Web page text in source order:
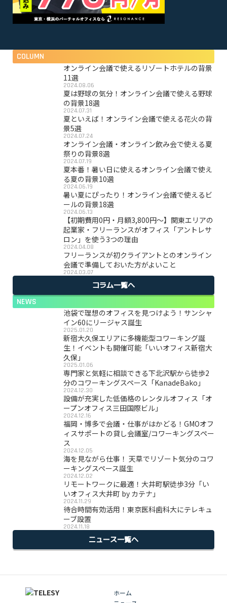
COLUMN
オンライン会議で使えるリゾートホテルの背景
11選
2024.08.06
夏は野球の気分！オンライン会議で使える野球
の背景18選
2024.07.31
夏といえば！オンライン会議で使える花火の背
景5選
2024.07.24
オンライン会議・オンライン飲み会で使える夏
祭りの背景8選
2024.07.19
夏本番！暑い日に使えるオンライン会議で使え
る夏の背景10選
2024.06.19
暑い夏にぴったり！オンライン会議で使えるビ
ールの背景18選
2024.06.13
【初期費用0円・月額3,800円〜】関東エリアの
起業家・フリーランスがオフィス「アントレサ
ロン」を使う3つの理由
2024.04.08
フリーランスが初クライアントとのオンライン
会議で準備しておいた方がよいこと
2024.03.07
コラム一覧へ
NEWS
池袋で理想のオフィスを見つけよう！サンシャ
イン60にリージャス誕生
2025.01.20
新宿大久保エリアに多機能型コワーキング誕
生！イベントも開催可能「いいオフィス新宿大
久保」
2025.01.06
専門家と気軽に相談できる下北沢駅から徒歩2
分のコワーキングスペース「KanadeBako」
2024.12.30
設備が充実した低価格のレンタルオフィス「オ
ープンオフィス三田国際ビル」
2024.12.16
福岡・博多で会議・仕事がはかどる！GMOオフ
ィスサポートの貸し会議室/コワーキングスペー
ス
2024.12.05
海を見ながら仕事！ 天草でリゾート気分のコワ
ーキングスペース誕生
2024.12.02
リモートワークに最適！大井町駅徒歩3分「い
いオフィス大井町 by カテナ」
2024.11.29
待合時間有効活用！東京医科歯科大にテレキュ
ーブ設置
2024.11.18
ニュース一覧へ
ホーム